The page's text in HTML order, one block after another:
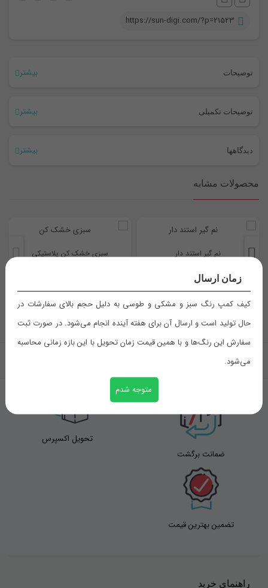
زمان ارسال
کیف کمپ رنگ سبز و مشکی و طوسی به دلیل حجم بالای سفارشات در
حال تولید است و ارسال آن برای هفته آینده انجام می‌شود. در صورت ثبت
سفارش این رنگ‌ها و با همین قیمت زمان تحویل با این بازه زمانی محاسبه
می‌شود.
متوجه شدم
https://sun-digi.com/?p=21523
توضیحات بیشتر
جامایع و اسکاچ . جایی صابون . نصب آسان برای تمام شیرهای سینک
ابعاد طول : 45 سانت عرض : 15/5 سانت
توضیحات تکمیلی بیشتر
رنگ
طول : 45 سانت عرض : 15/5 سانت
دیدگاهها بیشتر
هیچ دیدگاهی برای این محصول نوشته نشده است.
نشانی ایمیل شما منتشر نخواهد شد.
بخش‌های موردنیاز علامت‌گذاری
شده‌اند*
امتیاز شما *
محصولات مشابه
سبزی خشک کن پلاستیکی نم گیر استند دار
310,000
ضمانت برگشت
تحویل اکسپرس
تضمین بهترین قیمت
راهنمای خرید